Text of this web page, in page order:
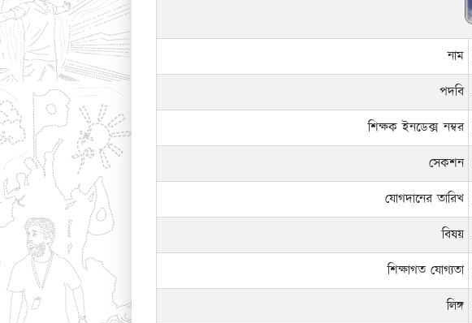
নাম
পদবি
শিক্ষক ইনডেক্স নম্বর
সেকশন
যোগদানের তারিখ
বিষয়
শিক্ষাগত যোগ্যতা
লিঙ্গ